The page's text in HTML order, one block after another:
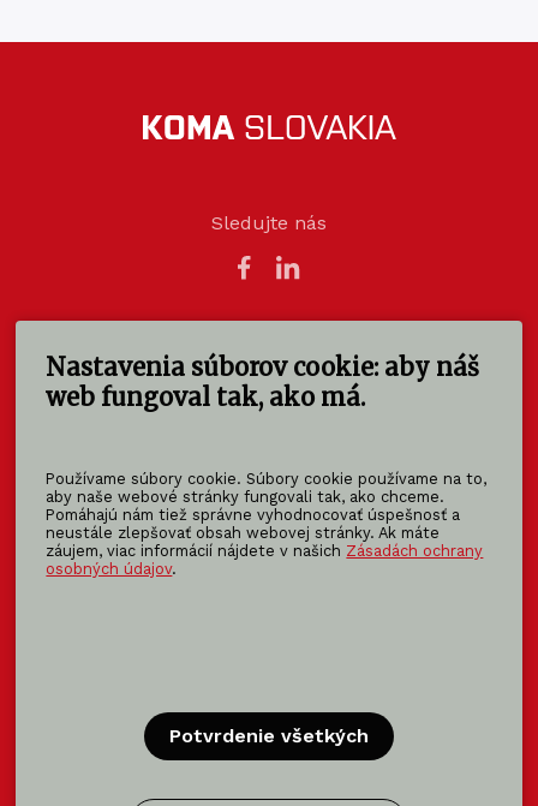
Nastavenia súborov cookie: aby náš
web fungoval tak, ako má.
Používame súbory cookie. Súbory cookie používame na to,
aby naše webové stránky fungovali tak, ako chceme.
Pomáhajú nám tiež správne vyhodnocovať úspešnosť a
neustále zlepšovať obsah webovej stránky. Ak máte
záujem, viac informácií nájdete v našich Zásadách ochrany
osobných údajov.
Potvrdenie všetkých
Sledujte nás
KOMA SLOVAKIA s.r.o.
Štúrova 140
949 01 Nitra - Mlynárce
info@koma-slovakia.sk
+ 421 37 6518 325
Patríme do rodiny KOMA FAMILY